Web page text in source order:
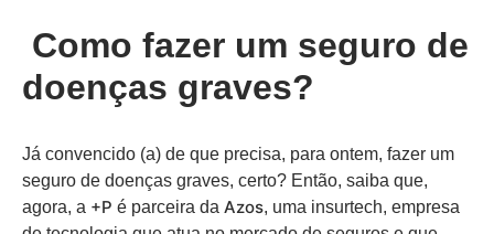
Como fazer um seguro de
doenças graves?
Já convencido (a) de que precisa, para ontem, fazer um
seguro de doenças graves, certo? Então, saiba que,
agora, a +P é parceira da Azos, uma insurtech, empresa